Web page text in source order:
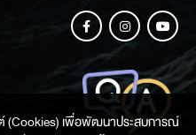
ต์ (Cookies) เพื่อพัฒนาประสบการณ์